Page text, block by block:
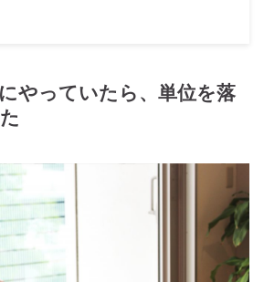
やっていたら、単位を落